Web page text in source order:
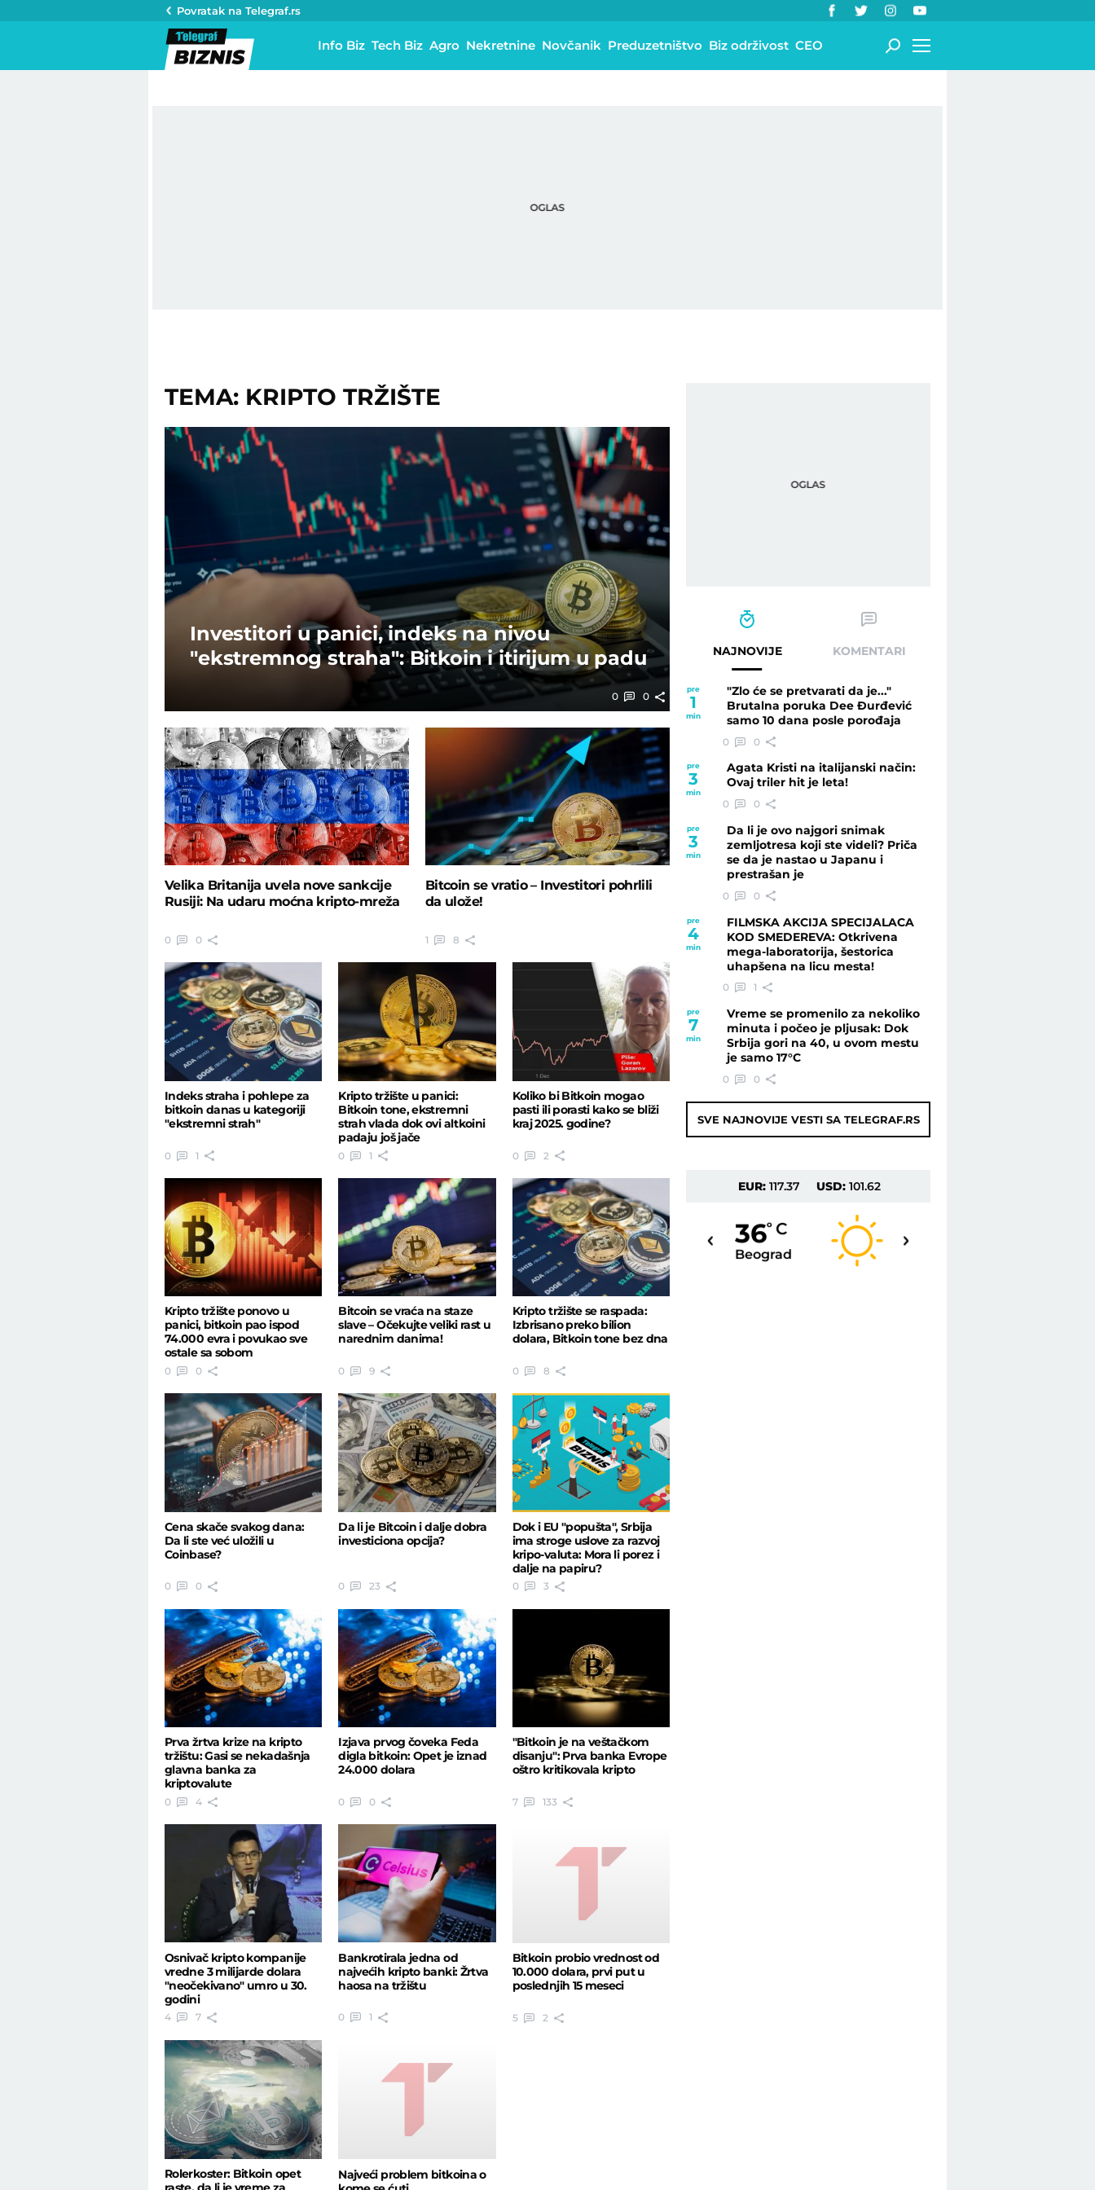
Povratak na Telegraf.rs
Info Biz Tech Biz Agro Nekretnine Novčanik Preduzetništvo Biz održivost CEO
TEMA: KRIPTO TRŽIŠTE
Investitori u panici, indeks na nivou
"ekstremnog straha": Bitkoin i itirijum u padu
0 0
Velika Britanija uvela nove sankcije
Rusiji: Na udaru moćna kripto-mreža
0 0
Bitcoin se vratio – Investitori pohrlili
da ulože!
1 8
Indeks straha i pohlepe za
bitkoin danas u kategoriji
"ekstremni strah"
0 1
Kripto tržište u panici:
Bitkoin tone, ekstremni
strah vlada dok ovi altkoini
padaju još jače
0 1
Koliko bi Bitkoin mogao
pasti ili porasti kako se bliži
kraj 2025. godine?
0 2
Kripto tržište ponovo u
panici, bitkoin pao ispod
74.000 evra i povukao sve
ostale sa sobom
0 0
Bitcoin se vraća na staze
slave – Očekujte veliki rast u
narednim danima!
0 9
Kripto tržište se raspada:
Izbrisano preko bilion
dolara, Bitkoin tone bez dna
0 8
NAJNOVIJE KOMENTARI
pre
1
min
"Zlo će se pretvarati da je..."
Brutalna poruka Dee Đurđević
samo 10 dana posle porođaja
0 0
pre
3
min
Agata Kristi na italijanski način:
Ovaj triler hit je leta!
0 0
pre
3
min
Da li je ovo najgori snimak
zemljotresa koji ste videli? Priča
se da je nastao u Japanu i
prestrašan je
0 0
pre
4
min
FILMSKA AKCIJA SPECIJALACA
KOD SMEDEREVA: Otkrivena
mega-laboratorija, šestorica
uhapšena na licu mesta!
0 1
pre
7
min
Vreme se promenilo za nekoliko
minuta i počeo je pljusak: Dok
Srbija gori na 40, u ovom mestu
je samo 17°C
0 0
SVE NAJNOVIJE VESTI SA TELEGRAF.RS
EUR:117.37 USD: 101.62
27 o C
Priština
36o C
Beograd
Cena skače svakog dana:
Da li ste već uložili u
Coinbase?
0 0
Da li je Bitcoin i dalje dobra
investiciona opcija?
0 23
Dok i EU "popušta", Srbija
ima stroge uslove za razvoj
kripo-valuta: Mora li porez i
dalje na papiru?
0 3
Prva žrtva krize na kripto
tržištu: Gasi se nekadašnja
glavna banka za
kriptovalute
0 4
Izjava prvog čoveka Feda
digla bitkoin: Opet je iznad
24.000 dolara
0 0
"Bitkoin je na veštačkom
disanju": Prva banka Evrope
oštro kritikovala kripto
7 133
Osnivač kripto kompanije
vredne 3 milijarde dolara
"neočekivano" umro u 30.
godini
4 7
Bankrotirala jedna od
najvećih kripto banki: Žrtva
haosa na tržištu
0 1
Bitkoin probio vrednost od
10.000 dolara, prvi put u
poslednjih 15 meseci
5 2
Rolerkoster: Bitkoin opet
Najveći problem bitkoina o